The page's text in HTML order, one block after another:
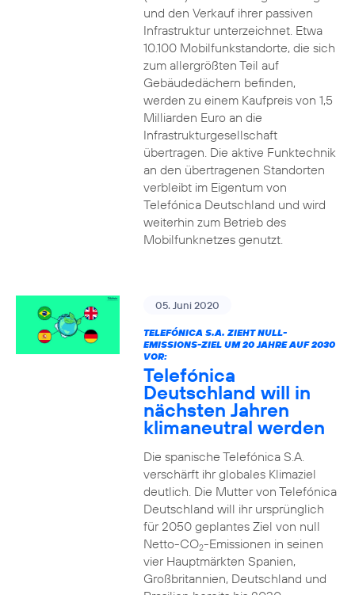
und den Verkauf ihrer passiven
Infrastruktur unterzeichnet. Etwa
10.100 Mobilfunkstandorte, die sich
zum allergrößten Teil auf
Gebäudedächern befinden,
werden zu einem Kaufpreis von 1,5
Milliarden Euro an die
Infrastrukturgesellschaft
übertragen. Die aktive Funktechnik
an den übertragenen Standorten
verbleibt im Eigentum von
Telefónica Deutschland und wird
weiterhin zum Betrieb des
Mobilfunknetzes genutzt.
05. Juni 2020
TELEFÓNICA S.A. ZIEHT NULL-
EMISSIONS-ZIEL UM 20 JAHRE AUF 2030
VOR:
Telefónica
Deutschland will in
nächsten Jahren
klimaneutral werden
Die spanische Telefónica S.A.
verschärft ihr globales Klimaziel
deutlich. Die Mutter von Telefónica
Deutschland will ihr ursprünglich
für 2050 geplantes Ziel von null
Netto-CO2-Emissionen in seinen
vier Hauptmärkten Spanien,
Großbritannien, Deutschland und